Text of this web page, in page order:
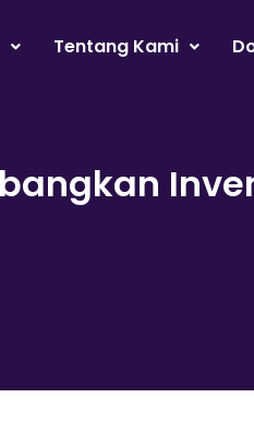
Tentang Kami